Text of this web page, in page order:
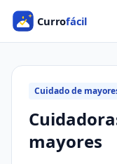
Cuidado de
mayores